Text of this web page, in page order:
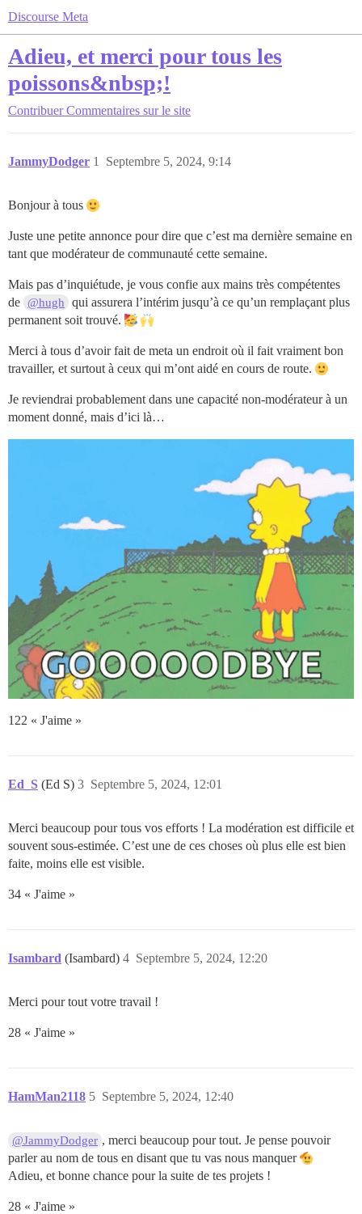
Discourse Meta
Adieu, et merci pour tous les
poissons&nbsp;!
Contribuer Commentaires sur le site
JammyDodger Septembre 5, 2024, 9:14
1
Bonjour à tous
Juste une petite annonce pour dire que c’est ma dernière semaine en
tant que modérateur de communauté cette semaine.
Mais pas d’inquiétude, je vous confie aux mains très compétentes
de @hugh
qui assurera l’intérim jusqu’à ce qu’un remplaçant plus
permanent soit trouvé.
Merci à tous d’avoir fait de meta un endroit où il fait vraiment bon
travailler, et surtout à ceux qui m’ont aidé en cours de route.
Je reviendrai probablement dans une capacité non-modérateur à un
moment donné, mais d’ici là…
122 « J'aime »
Ed_S (Ed S) Septembre 5, 2024, 12:01
3
Merci beaucoup pour tous vos efforts ! La modération est difficile et
souvent sous-estimée. C’est une de ces choses où plus elle est bien
faite, moins elle est visible.
34 « J'aime »
Isambard (Isambard) Septembre 5, 2024, 12:20
4
Merci pour tout votre travail !
28 « J'aime »
HamMan2118 Septembre 5, 2024, 12:40
5
@JammyDodger , merci beaucoup pour tout. Je pense pouvoir
parler au nom de tous en disant que tu vas nous manquer
Adieu, et bonne chance pour la suite de tes projets !
28 « J'aime »